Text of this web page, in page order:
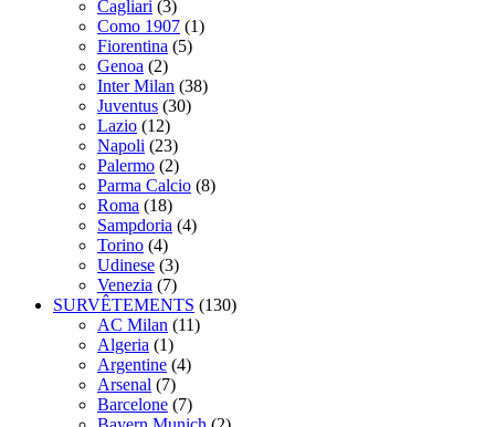
Cagliari (3)
Como 1907 (1)
Fiorentina (5)
Genoa (2)
Inter Milan (38)
Juventus (30)
Lazio (12)
Napoli (23)
Palermo (2)
Parma Calcio (8)
Roma (18)
Sampdoria (4)
Torino (4)
Udinese (3)
Venezia (7)
SURVÊTEMENTS (130)
AC Milan (11)
Algeria (1)
Argentine (4)
Arsenal (7)
Barcelone (7)